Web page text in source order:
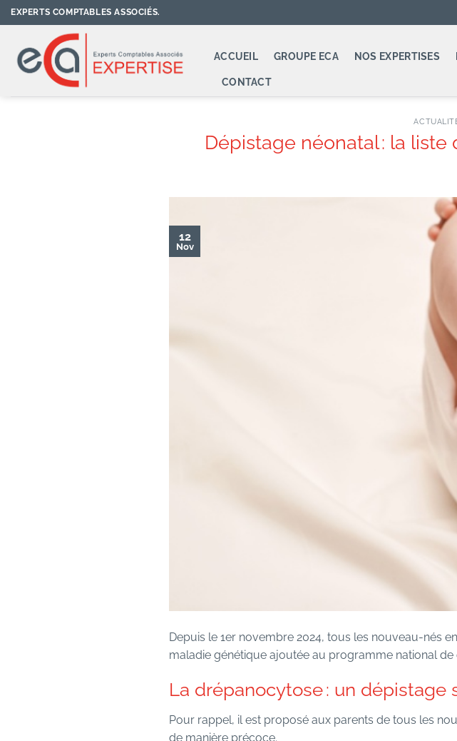
Passer
au
contenu
EXPERTS COMPTABLES ASSOCIÉS.
ACCUEIL GROUPE ECA NOS EXPERTISES
CONTACT
Dépistage néonatal : la liste
12
Nov
Depuis le 1er novembre 2024, tous les nouveau-nés
maladie génétique ajoutée au programme national de
La drépanocytose : un
Pour rappel, il est proposé aux parents de tous les
de manière précoce.